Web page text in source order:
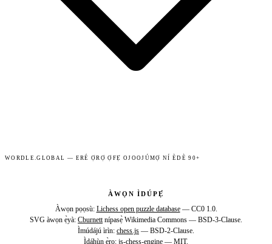
WORDLE.GLOBAL — ERÉ Ọ̀RỌ̀ Ọ̀FẸ́ OJOOJÚMỌ́ NÍ ÈDÈ 90+
ÀWỌN ÌDÚPẸ́
Àwọn pọọsù: Lichess open puzzle database— CC0 1.0.
SVG àwọn ẹ̀yà: Cburnett nípasẹ̀ Wikimedia Commons — BSD-3-Clause.
Ìmúdájú ìrìn: chess.js — BSD-2-Clause.
Ìdáhùn ẹ̀rọ: js-chess-engine — MIT.